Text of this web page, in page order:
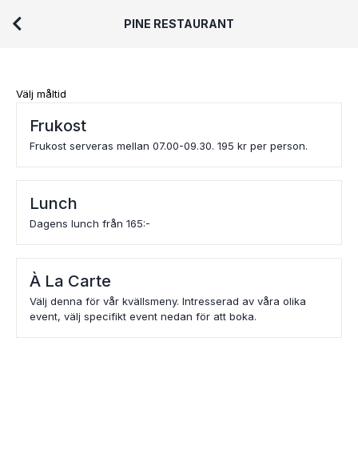
PINE RESTAURANT
Välj måltid
Frukost
Frukost serveras mellan 07.00-09.30. 195 kr per person.
Lunch
Dagens lunch från 165:-
À La Carte
Välj denna för vår kvällsmeny. Intresserad av våra olika
event, välj specifikt event nedan för att boka.